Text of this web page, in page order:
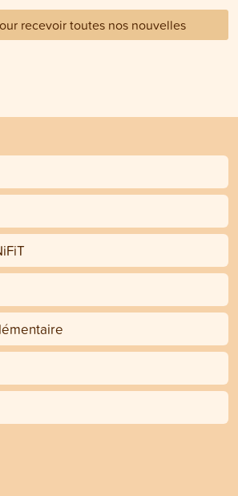
recevoir toutes nos nouvelles